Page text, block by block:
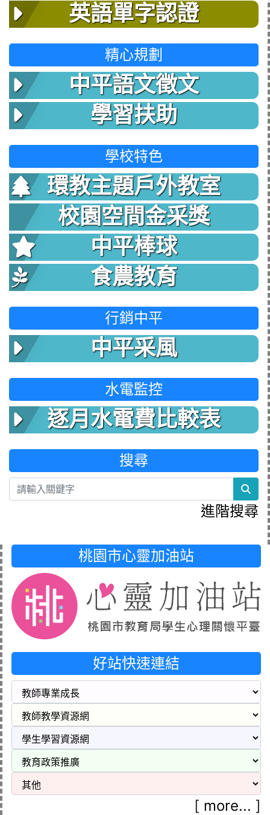
英語單字認證
精心規劃
中平語文徵文
學習扶助
學校特色
環教主題戶外教室
校園空間金采獎
中平棒球
食農教育
行銷中平
中平采風
水電監控
逐月水電費比較表
搜尋
進階搜尋
桃園市心靈加油站
好站快速連結
[ more... ]